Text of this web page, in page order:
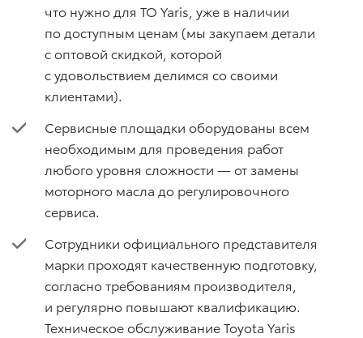
что нужно для ТО Yaris, уже в наличии
по доступным ценам (мы закупаем детали
с оптовой скидкой, которой
с удовольствием делимся со своими
клиентами).
Сервисные площадки оборудованы всем
необходимым для проведения работ
любого уровня сложности — от замены
моторного масла до регулировочного
сервиса.
Сотрудники официального представителя
марки проходят качественную подготовку,
согласно требованиям производителя,
и регулярно повышают квалификацию.
Техническое обслуживание Toyota Yaris